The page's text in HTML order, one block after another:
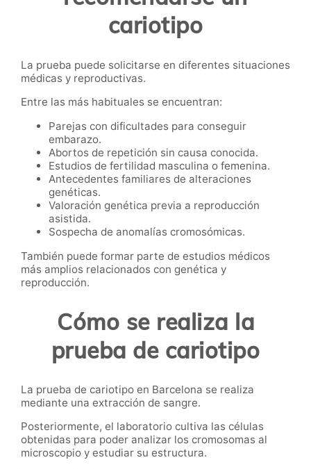
cariotipo
La prueba puede solicitarse en diferentes situaciones
médicas y reproductivas.
Entre las más habituales se encuentran:
Parejas con dificultades para conseguir
embarazo.
Abortos de repetición sin causa conocida.
Estudios de fertilidad masculina o femenina.
Antecedentes familiares de alteraciones
genéticas.
Valoración genética previa a reproducción
asistida.
Sospecha de anomalías cromosómicas.
También puede formar parte de estudios médicos
más amplios relacionados con genética y
reproducción.
Cómo se realiza la
prueba de cariotipo
La prueba de cariotipo en Barcelona se realiza
mediante una extracción de sangre.
Posteriormente, el laboratorio cultiva las células
obtenidas para poder analizar los cromosomas al
microscopio y estudiar su estructura.